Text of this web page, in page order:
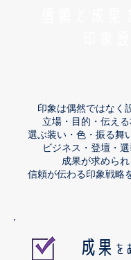
印象は偶然ではなく
立場・目的・伝え
選ぶ装い・色・振る舞
ビジネス・登壇・
成果が求めら
信頼が伝わる印象戦略
​成果 を